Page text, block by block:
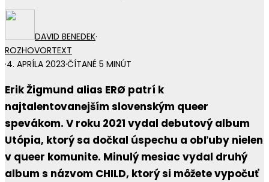
DAVID BENEDEK·
ROZHOVORTEXT
·4. APRÍLA 2023·ČÍTANÉ 5 MINÚT
Erik Žigmund alias ERØ patrí k
najtalentovanejším slovenským queer
spevákom. V roku 2021 vydal debutový album
Utópia, ktorý sa dočkal úspechu a obľuby nielen
v queer komunite. Minulý mesiac vydal druhý
album s názvom CHILD, ktorý si môžete vypočuť